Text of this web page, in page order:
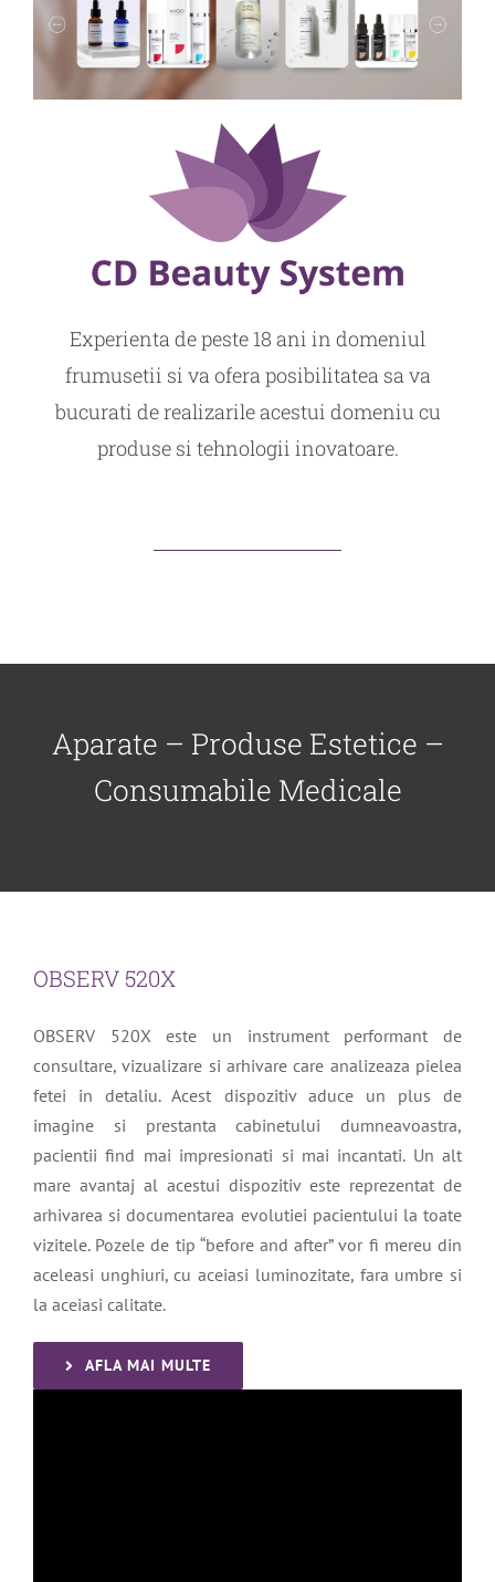
Experienta de peste 18 ani in domeniul
frumusetii si va ofera posibilitatea sa va
bucurati de realizarile acestui domeniu cu
produse si tehnologii inovatoare.
Aparate – Produse Estetice –
Consumabile Medicale
OBSERV 520X
OBSERV 520X este un instrument performant de
consultare, vizualizare si arhivare care analizeaza pielea
fetei in detaliu. Acest dispozitiv aduce un plus de
imagine si prestanta cabinetului dumneavoastra,
pacientii find mai impresionati si mai incantati. Un alt
mare avantaj al acestui dispozitiv este reprezentat de
arhivarea si documentarea evolutiei pacientului la toate
vizitele. Pozele de tip “before and after” vor fi mereu din
aceleasi unghiuri, cu aceiasi luminozitate, fara umbre si
la aceiasi calitate.
AFLA MAI MULTE